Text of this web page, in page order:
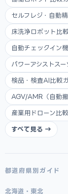
セルフレジ・自動
床洗浄ロボット比
自動チェックイン
パワーアシストス
検品・検査AI比較
AGV/AMR（自動
産業用ドローン比
すべて見る →
都道府県別ガイド
北海道・東北